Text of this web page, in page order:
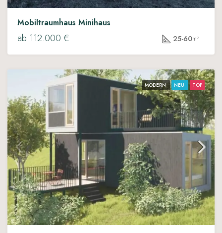
Mobiltraumhaus Minihaus
ab 112.000 € 25-60m²
MODERN NEU TOP